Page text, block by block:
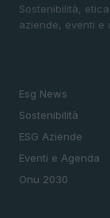
Sostenibilità,
aziende, eventi e
Esg News
Sostenibilità
ESG Aziende
Eventi e Agenda
Onu 2030